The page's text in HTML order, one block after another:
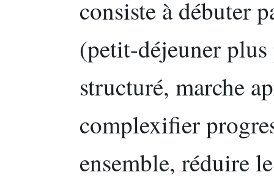
consiste à débuter
(petit-déjeuner
structuré, marche
complexifier
ensemble, réduire